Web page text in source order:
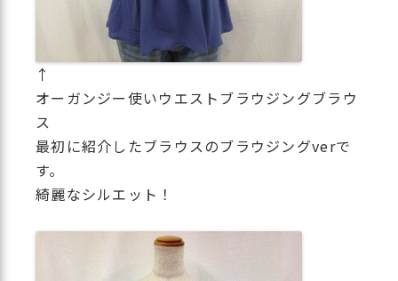
↑
オーガンジー使いウエストブラウジングブラウ
ス
最初に紹介したブラウスのブラウジングverで
す。
綺麗なシルエット！